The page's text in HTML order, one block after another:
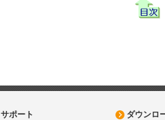
サポート ダウンロ